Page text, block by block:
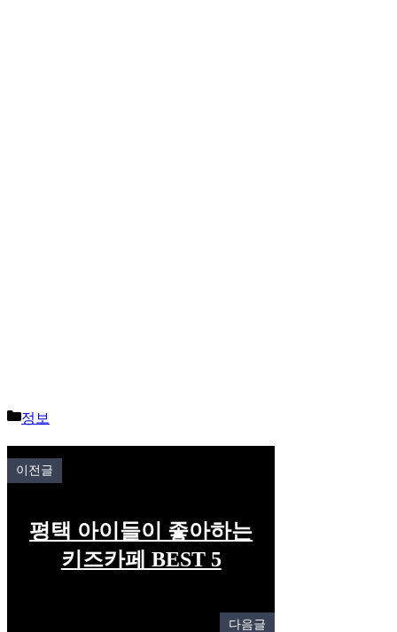
Categories
정보
이전글
평택 아이들이 좋아하는
키즈카페 BEST 5
다음글